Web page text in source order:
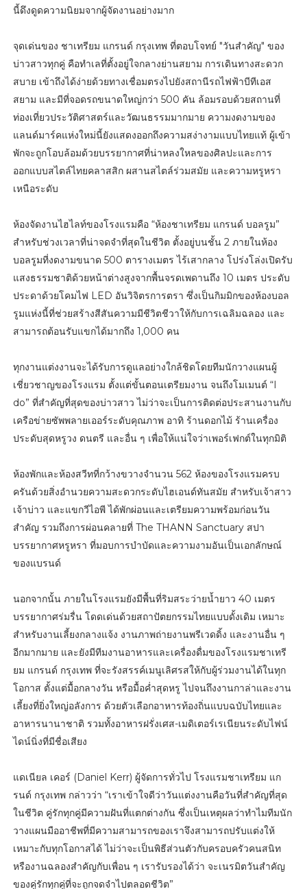
นี้ดึงดูดความนิยมจากผู้จัดงานอย่างมาก
จุดเด่นของ ชาเทรียม แกรนด์ กรุงเทพ ที่ตอบโจทย์ "วันสำคัญ" ของ
บ่าวสาวทุกคู่ คือทำเลที่ตั้งอยู่ใจกลางย่านสยาม การเดินทางสะดวก
สบาย เข้าถึงได้ง่ายด้วยทางเชื่อมตรงไปยังสถานีรถไฟฟ้าบีทีเอส
สยาม และมีที่จอดรถขนาดใหญ่กว่า 500 คัน ล้อมรอบด้วยสถานที่
ท่องเที่ยวประวัติศาสตร์และวัฒนธรรมมากมาย ความงดงามของ
แลนด์มาร์คแห่งใหม่นี้ยังแสดงออกถึงความสง่างามแบบไทยแท้ ผู้เข้า
พักจะถูกโอบล้อมด้วยบรรยากาศที่น่าหลงใหลของศิลปะและการ
ออกแบบสไตล์ไทยคลาสสิก ผสานสไตล์ร่วมสมัย และความหรูหรา
เหนือระดับ
ห้องจัดงานไฮไลท์ของโรงแรมคือ “ห้องชาเทรียม แกรนด์ บอลรูม”
สำหรับช่วงเวลาที่น่าจดจำที่สุดในชีวิต ตั้งอยู่บนชั้น 2 ภายในห้อง
บอลรูมที่งดงามขนาด 500 ตารางเมตร ไร้เสากลาง โปร่งโล่งเปิดรับ
แสงธรรมชาติด้วยหน้าต่างสูงจากพื้นจรดเพดานถึง 10 เมตร ประดับ
ประดาด้วยโคมไฟ LED อันวิจิตรการตรา ซึ่งเป็นกิมมิกของห้องบอล
รูมแห่งนี้ที่ช่วยสร้างสีสันความมีชีวิตชีวาให้กับการเฉลิมฉลอง และ
สามารถต้อนรับแขกได้มากถึง 1,000 คน
ทุกงานแต่งงานจะได้รับการดูแลอย่างใกล้ชิดโดยทีมนักวางแผนผู้
เชี่ยวชาญของโรงแรม ตั้งแต่ขั้นตอนเตรียมงาน จนถึงโมเมนต์ “I
do” ที่สำคัญที่สุดของบ่าวสาว ไม่ว่าจะเป็นการติดต่อประสานงานกับ
เครือข่ายซัพพลายเออร์ระดับคุณภาพ อาทิ ร้านดอกไม้ ร้านเครื่อง
ประดับสุดหรูวง ดนตรี และอื่น ๆ เพื่อให้แน่ใจว่าเพอร์เฟกต์ในทุกมิติ
ห้องพักและห้องสวีทที่กว้างขวางจำนวน 562 ห้องของโรงแรมครบ
ครันด้วยสิ่งอำนวยความสะดวกระดับไฮเอนด์ทันสมัย สำหรับเจ้าสาว
เจ้าบ่าว และแขกวีไอพี ได้พักผ่อนและเตรียมความพร้อมก่อนวัน
สำคัญ รวมถึงการผ่อนคลายที่ The THANN Sanctuary สปา
บรรยากาศหรูหรา ที่มอบการบำบัดและความงามอันเป็นเอกลักษณ์
ของแบรนด์
นอกจากนั้น ภายในโรงแรมยังมีพื้นที่ริมสระว่ายน้ำยาว 40 เมตร
บรรยากาศร่มรื่น โดดเด่นด้วยสถาปัตยกรรมไทยแบบดั้งเดิม เหมาะ
สำหรับงานเลี้ยงกลางแจ้ง งานภาพถ่ายงานพรีเวดดิ้ง และงานอื่น ๆ
อีกมากมาย และยังมีทีมงานอาหารและเครื่องดื่มของโรงแรมชาเทรี
ยม แกรนด์ กรุงเทพ ที่จะรังสรรค์เมนูเลิศรสให้กับผู้ร่วมงานได้ในทุก
โอกาส ตั้งแต่มื้อกลางวัน หรือมื้อค่ำสุดหรู ไปจนถึงงานกาล่าและงาน
เลี้ยงที่ยิ่งใหญ่อลังการ ด้วยตัวเลือกอาหารท้องถิ่นแบบฉบับไทยและ
อาหารนานาชาติ รวมทั้งอาหารฝรั่งเศส-เมดิเตอร์เรเนียนระดับไฟน์
ไดน์นิ่งที่มีชื่อเสียง
แดเนียล เคอร์ (Daniel Kerr) ผู้จัดการทั่วไป โรงแรมชาเทรียม แก
รนด์ กรุงเทพ กล่าวว่า “เราเข้าใจดีว่าวันแต่งงานคือวันที่สำคัญที่สุด
ในชีวิต คู่รักทุกคู่มีความฝันที่แตกต่างกัน ซึ่งเป็นเหตุผลว่าทำไมทีมนัก
วางแผนมืออาชีพที่มีความสามารถของเราจึงสามารถปรับแต่งให้
เหมาะกับทุกโอกาสได้ ไม่ว่าจะเป็นพิธีส่วนตัวกับครอบครัวคนสนิท
หรืองานฉลองสำคัญกับเพื่อน ๆ เรารับรองได้ว่า จะเนรมิตวันสำคัญ
ของคู่รักทุกคู่ที่จะถูกจดจำไปตลอดชีวิต”